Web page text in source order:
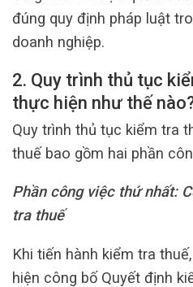
đúng quy định pháp luật
doanh nghiệp.
2. Quy trình thủ tục
thực hiện như thế
Quy trình thủ tục kiểm tra
thuế bao gồm hai phần
Phần công việc thứ nhất:
tra thuế
Khi tiến hành kiểm tra
hiện công bố Quyết định